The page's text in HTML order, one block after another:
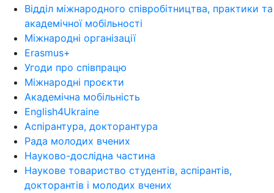
Відділ міжнародного співробітництва, практики та
академічної мобільності
Міжнародні організації
Erasmus+
Угоди про співпрацю
Міжнародні проєкти
Академічна мобільність
English4Ukraine
Аспірантура, докторантура
Рада молодих вчених
Науково-дослідна частина
Наукове товариство студентів, аспірантів,
докторантів і молодих вчених